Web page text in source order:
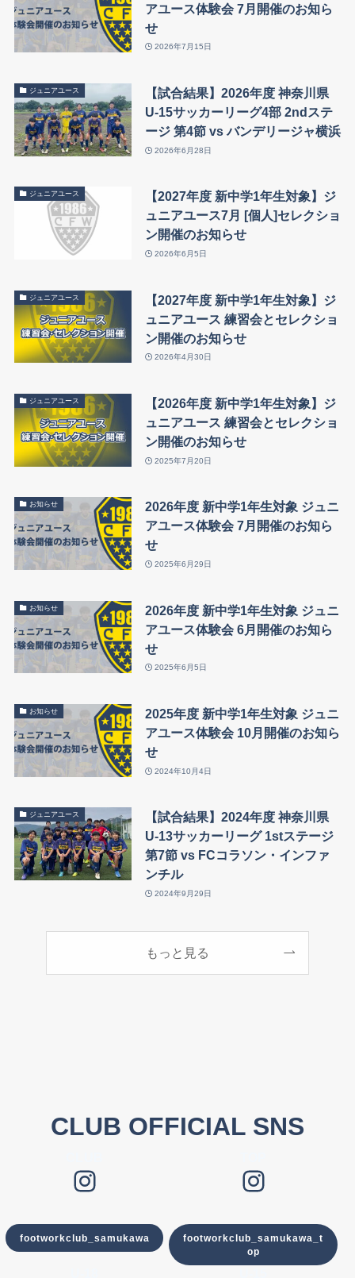
アユース体験会 7月開催のお知ら
せ
2026年7月15日
ジュニアユース
【試合結果】2026年度 神奈川県
U-15サッカーリーグ4部 2ndステ
ージ 第4節 vs バンデリージャ横浜
2026年6月28日
ジュニアユース
【2027年度 新中学1年生対象】ジ
ュニアユース7月 [個人]セレクショ
ン開催のお知らせ
2026年6月5日
ジュニアユース
【2027年度 新中学1年生対象】ジ
ュニアユース 練習会とセレクショ
ン開催のお知らせ
2026年4月30日
ジュニアユース
【2026年度 新中学1年生対象】ジ
ュニアユース 練習会とセレクショ
ン開催のお知らせ
2025年7月20日
お知らせ
2026年度 新中学1年生対象 ジュニ
アユース体験会 7月開催のお知ら
せ
2025年6月29日
お知らせ
2026年度 新中学1年生対象 ジュニ
アユース体験会 6月開催のお知ら
せ
2025年6月5日
お知らせ
2025年度 新中学1年生対象 ジュニ
アユース体験会 10月開催のお知ら
せ
2024年10月4日
ジュニアユース
【試合結果】2024年度 神奈川県
U-13サッカーリーグ 1stステージ
第7節 vs FCコラソン・インファ
ンチル
2024年9月29日
もっと見る
CLUB OFFICIAL SNS
Instagram
footworkclub_samukawa
Instagram
footworkclub_samukawa_t
op